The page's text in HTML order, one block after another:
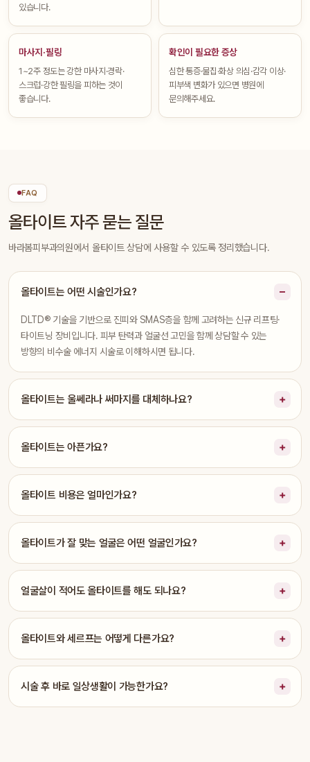
있습니다.
마사지·필링
1~2주 정도는 강한 마사지·경락·
스크럽·강한 필링을 피하는 것이
좋습니다.
확인이 필요한 증상
심한 통증·물집·화상 의심·감각 이상·
피부색 변화가 있으면 병원에
문의해주세요.
FAQ
올타이트 자주 묻는 질문
바라봄피부과의원에서 올타이트 상담에 사용할 수 있도록 정리했습니다.
올타이트는 어떤 시술인가요?
DLTD® 기술을 기반으로 진피와 SMAS층을 함께 고려하는 신규 리프팅·
타이트닝 장비입니다. 피부 탄력과 얼굴선 고민을 함께 상담할 수 있는
방향의 비수술 에너지 시술로 이해하시면 됩니다.
올타이트는 울쎄라나 써마지를 대체하나요?
올타이트는 아픈가요?
올타이트 비용은 얼마인가요?
올타이트가 잘 맞는 얼굴은 어떤 얼굴인가요?
얼굴살이 적어도 올타이트를 해도 되나요?
올타이트와 세르프는 어떻게 다른가요?
시술 후 바로 일상생활이 가능한가요?